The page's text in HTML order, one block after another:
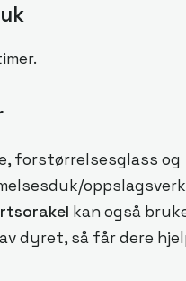
forstørrelsesglass og
kan også
dyret, så får dere